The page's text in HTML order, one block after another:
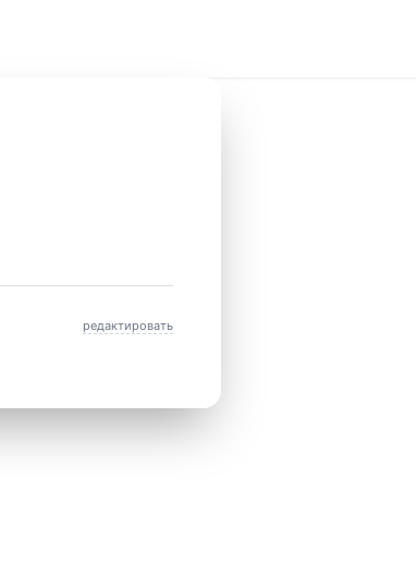
редактировать